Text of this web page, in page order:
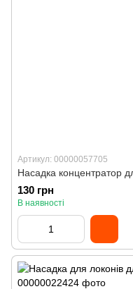
Артикул: 00000057705
Насадка концентратор
130 грн
В наявності